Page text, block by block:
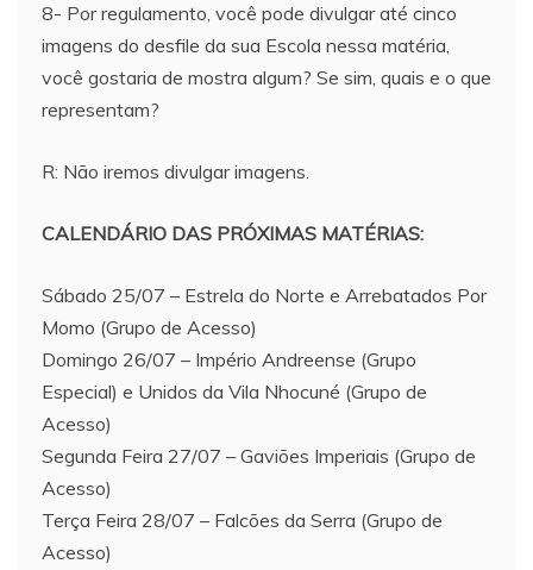
8- Por regulamento, você pode divulgar até cinco
imagens do desfile da sua Escola nessa matéria,
você gostaria de mostra algum? Se sim, quais e o que
representam?
R: Não iremos divulgar imagens.
CALENDÁRIO DAS PRÓXIMAS MATÉRIAS:
Sábado 25/07 – Estrela do Norte e Arrebatados Por
Momo (Grupo de Acesso)
Domingo 26/07 – Império Andreense (Grupo
Especial) e Unidos da Vila Nhocuné (Grupo de
Acesso)
Segunda Feira 27/07 – Gaviões Imperiais (Grupo de
Acesso)
Terça Feira 28/07 – Falcões da Serra (Grupo de
Acesso)